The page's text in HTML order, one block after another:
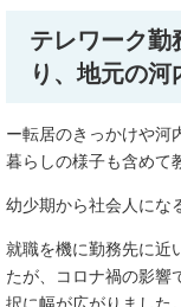
テレワーク勤
り、地元の
ー転居のきっかけや河
暮らしの様子も含めて
幼少期から社会人にな
就職を機に勤務先に近
たが、コロナ禍の影響